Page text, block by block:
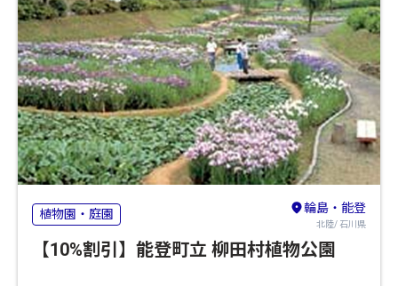
植物園・庭園 輪島・能登
北陸/ 石川県
【10%割引】能登町立 柳田村植物公園